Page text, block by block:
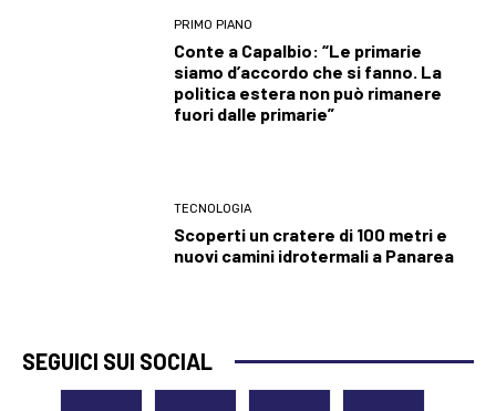
PRIMO PIANO
Conte a Capalbio: “Le primarie
siamo d’accordo che si fanno. La
politica estera non può rimanere
fuori dalle primarie”
TECNOLOGIA
Scoperti un cratere di 100 metri e
nuovi camini idrotermali a Panarea
SEGUICI SUI SOCIAL